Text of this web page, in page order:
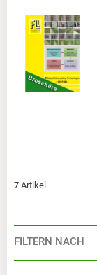
7 Artikel
FILTERN NACH